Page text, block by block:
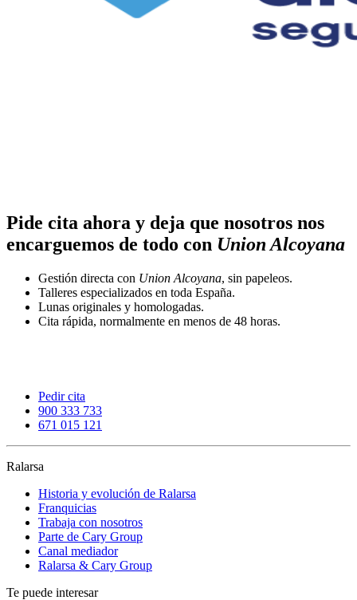
Pide cita ahora y deja que nosotros nos
encarguemos de todo con Union Alcoyana
Gestión directa con Union Alcoyana, sin papeleos.
Talleres especializados en toda España.
Lunas originales y homologadas.
Cita rápida, normalmente en menos de 48 horas.
Pedir cita
900 333 733
671 015 121
Ralarsa
Historia y evolución de Ralarsa
Franquicias
Trabaja con nosotros
Parte de Cary Group
Canal mediador
Ralarsa & Cary Group
Te puede interesar